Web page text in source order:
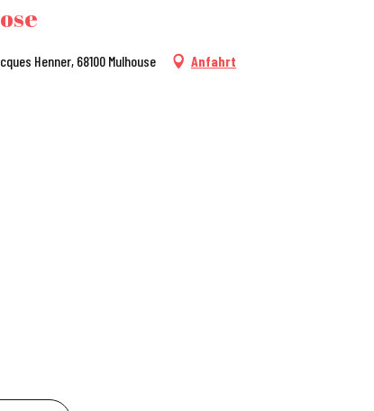
Henner, 68100 Mulhouse Anfahrt